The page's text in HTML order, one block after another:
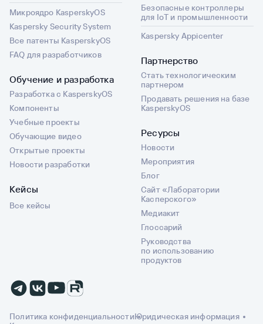
Микроядро KasperskyOS
Kaspersky Security System
Все патенты KasperskyOS
FAQ для разработчиков
Обучение и разработка
Разработка с KasperskyOS
Компоненты
Учебные проекты
Обучающие видео
Открытые проекты
Новости разработки
Кейсы
Все кейсы
Безопасные контроллеры
для IoT и промышленности
Kaspersky Appicenter
Партнерство
Стать технологическим
партнером
Продавать решения на базе
KasperskyOS
Ресурсы
Новости
Мероприятия
Блог
Сайт «Лаборатории
Касперского»
Медиакит
Глоссарий
Руководства
по использованию
продуктов
Политика конфиденциальностиЮридическая информация